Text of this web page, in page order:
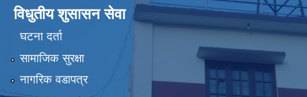
विधुतीय शुसासन सेवा
घटना दर्ता
सामाजिक सुरक्षा
नागरिक वडापत्र